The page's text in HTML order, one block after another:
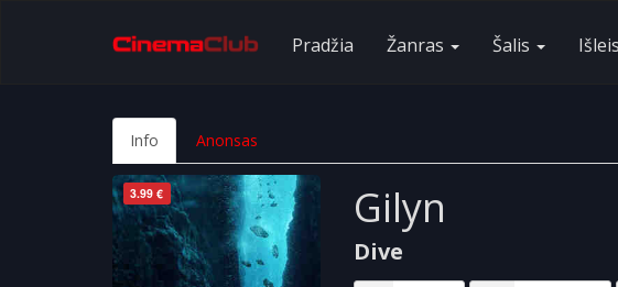
Pradžia Žanras Šalis
Info Anonsas
3.99 € Gilyn
Dive